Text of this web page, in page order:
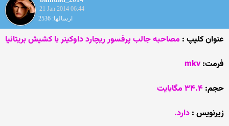
21 Jan 2014 06:44
ارسالها: 2536
عنوان کلیپ : مصاحبه جالب پرفسور ریچارد داوکینر با کشیش بریتانیا
فرمت: mkv
حجم: ۳۴.۴ مگابایت
زیرنویس : دارد.